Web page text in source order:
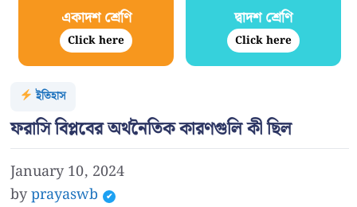
একাদশ শ্রেণি
Click here
দ্বাদশ শ্রেণি
Click here
ইতিহাস
ফরাসি বিপ্লবের অর্থনৈতিক কারণগুলি কী ছিল
January 10, 2024
byprayaswb